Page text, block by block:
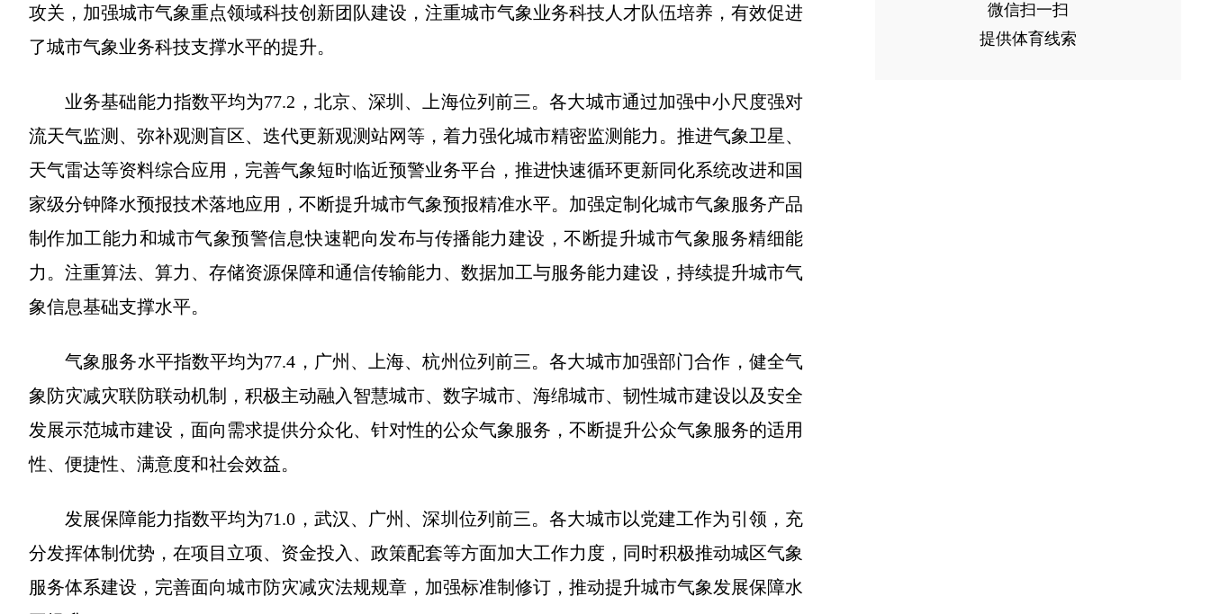
攻关，加强城市气象重点领域科技创新团队建设，注重城市气象业务科技人才队伍培养，有效促进
了城市气象业务科技支撑水平的提升。
业务基础能力指数平均为77.2，北京、深圳、上海位列前三。各大城市通过加强中小尺度强对
流天气监测、弥补观测盲区、迭代更新观测站网等，着力强化城市精密监测能力。推进气象卫星、
天气雷达等资料综合应用，完善气象短时临近预警业务平台，推进快速循环更新同化系统改进和国
家级分钟降水预报技术落地应用，不断提升城市气象预报精准水平。加强定制化城市气象服务产品
制作加工能力和城市气象预警信息快速靶向发布与传播能力建设，不断提升城市气象服务精细能
力。注重算法、算力、存储资源保障和通信传输能力、数据加工与服务能力建设，持续提升城市气
象信息基础支撑水平。
气象服务水平指数平均为77.4，广州、上海、杭州位列前三。各大城市加强部门合作，健全气
象防灾减灾联防联动机制，积极主动融入智慧城市、数字城市、海绵城市、韧性城市建设以及安全
发展示范城市建设，面向需求提供分众化、针对性的公众气象服务，不断提升公众气象服务的适用
性、便捷性、满意度和社会效益。
发展保障能力指数平均为71.0，武汉、广州、深圳位列前三。各大城市以党建工作为引领，充
分发挥体制优势，在项目立项、资金投入、政策配套等方面加大工作力度，同时积极推动城区气象
服务体系建设，完善面向城市防灾减灾法规规章，加强标准制修订，推动提升城市气象发展保障水
微信扫一扫
提供体育线索